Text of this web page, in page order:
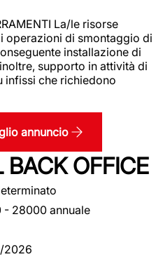
La/le risorse
operazioni di smontaggio di
installazione di
supporto in attività di
infissi che richiedono
annuncio
OFFICE
- 28000 annuale
2026